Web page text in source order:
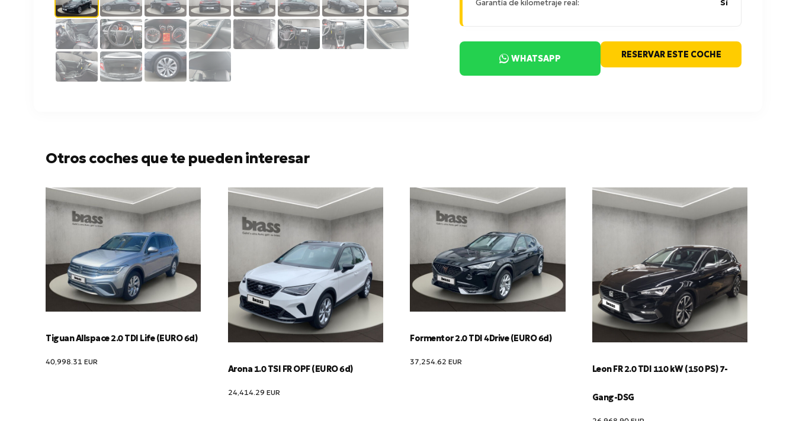
Garantía de kilometraje real:
Sí
WHATSAPP RESERVAR ESTE COCHE
Otros coches que te pueden interesar
Tiguan Allspace 2.0 TDI Life (EURO 6d)
40,998.31 EUR
Arona 1.0 TSI FR OPF (EURO 6d)
24,414.29 EUR
Formentor 2.0 TDI 4Drive (EURO 6d)
37,254.62EUR
Leon FR 2.0 TDI 110 kW (150 PS) 7-
Gang-DSG